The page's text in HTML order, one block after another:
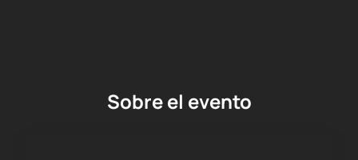
Sobre el evento